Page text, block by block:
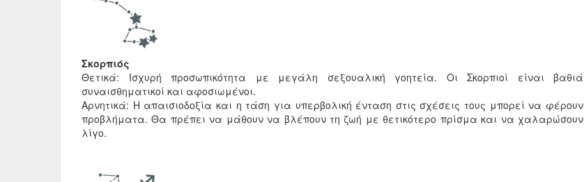
Σκορπιός
Θετικά: Ισχυρή προσωπικότητα με μεγάλη σεξουαλική γοητεία. Οι Σκορπιοί είναι βαθιά
συναισθηματικοί και αφοσιωμένοι.
Αρνητικά: Η απαισιοδοξία και η τάση για υπερβολική ένταση στις σχέσεις τους μπορεί να φέρουν
προβλήματα. Θα πρέπει να μάθουν να βλέπουν τη ζωή με θετικότερο πρίσμα και να χαλαρώσουν
λίγο.